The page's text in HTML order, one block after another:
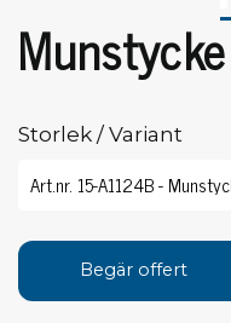
Storlek / Variant
Begär offert